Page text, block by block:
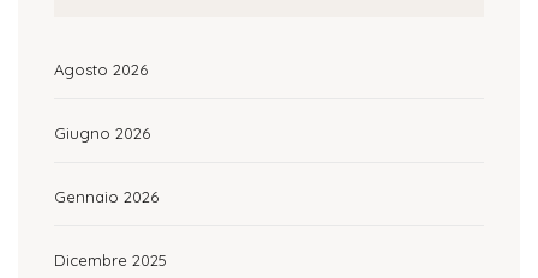
Agosto 2026
Giugno 2026
Gennaio 2026
Dicembre 2025